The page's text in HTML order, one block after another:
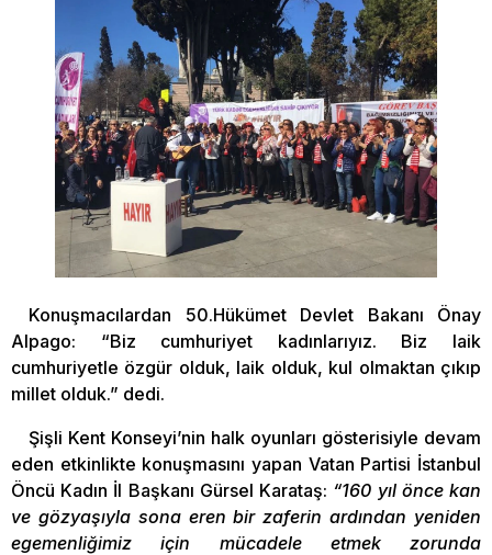
Konuşmacılardan 50.Hükümet Devlet Bakanı Önay
Alpago: “Biz cumhuriyet kadınlarıyız. Biz laik
cumhuriyetle özgür olduk, laik olduk, kul olmaktan çıkıp
millet olduk.” dedi.
Şişli Kent Konseyi’nin halk oyunları gösterisiyle devam
eden etkinlikte konuşmasını yapan Vatan Partisi İstanbul
Öncü Kadın İl Başkanı Gürsel Karataş: “160 yıl önce kan
ve gözyaşıyla sona eren bir zaferin ardından yeniden
egemenliğimiz için mücadele etmek zorunda